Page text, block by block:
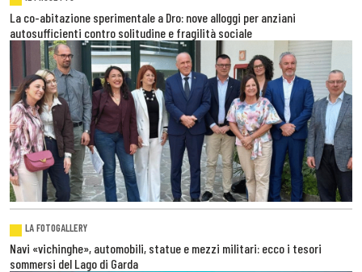
La co-abitazione sperimentale a Dro: nove alloggi per anziani
autosufficienti contro solitudine e fragilità sociale
LA FOTOGALLERY
Navi «vichinghe», automobili, statue e mezzi militari: ecco i tesori
sommersi del Lago di Garda